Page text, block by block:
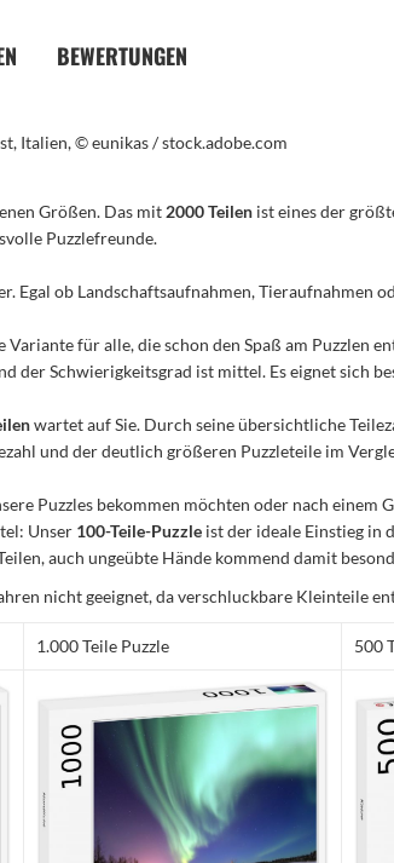
Italien, © eunikas / stock.adobe.com
BEWERTUNGEN
Größen. Das mit 2000 Teilen ist eines der
Puzzlefreunde.
Egal ob Landschaftsaufnahmen, Tieraufnahmen
Variante für alle, die schon den Spaß am Puzzlen
der Schwierigkeitsgrad ist mittel. Es eignet sich
wartet auf Sie. Durch seine übersichtliche
und der deutlich größeren Puzzleteile im
Puzzles bekommen möchten oder nach
Unser 100-Teile-Puzzle ist der ideale Einstieg in
auch ungeübte Hände kommend damit
nicht geeignet, da verschluckbare Kleinteile
1.000 Teile Puzzle 500